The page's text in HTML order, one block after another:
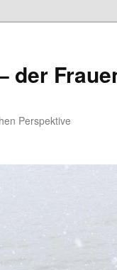
der
Perspektive